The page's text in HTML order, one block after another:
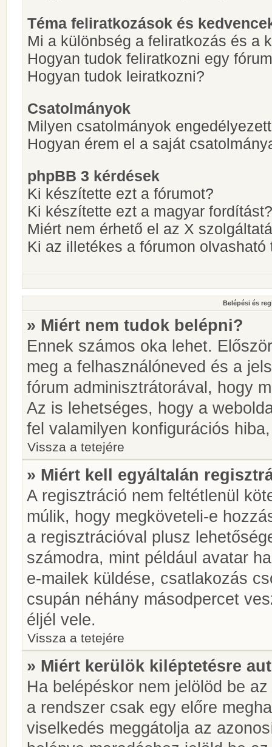
Téma feliratkozások és
Mi a különbség a feliratkozás és a
Hogyan tudok feliratkozni egy
Hogyan tudok leiratkozni?
Csatolmányok
Milyen csatolmányok
Hogyan érem el a saját
phpBB 3 kérdések
Ki készítette ezt a fórumot?
Ki készítette ezt a magyar fordítást?
Miért nem érhető el az X
Ki az illetékes a fórumon
Belépési és
» Miért nem tudok belépni?
Ennek számos oka lehet.
meg a felhasználóneved és a
fórum adminisztrátorával, hogy
Az is lehetséges, hogy a
fel valamilyen konfigurációs
Vissza a tetejére
» Miért kell egyáltalán
A regisztráció nem feltétlenül
múlik, hogy megköveteli-e
a regisztrációval plusz
számodra, mint például avatar
e-mailek küldése, csatlakozás
csupán néhány másodpercet
éljél vele.
Vissza a tetejére
» Miért kerülök kiléptetésre
Ha belépéskor nem jelölöd be az
a rendszer csak egy előre
viselkedés meggátolja az